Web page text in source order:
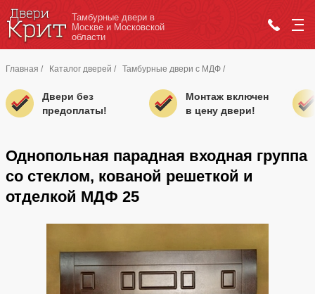
Тамбурные двери в
Москве и Московской
области
Главная / Каталог дверей / Тамбурные двери с МДФ /
Двери без
предоплаты!
Монтаж включен
в цену двери!
Однопольная парадная входная группа
со стеклом, кованой решеткой и
отделкой МДФ 25